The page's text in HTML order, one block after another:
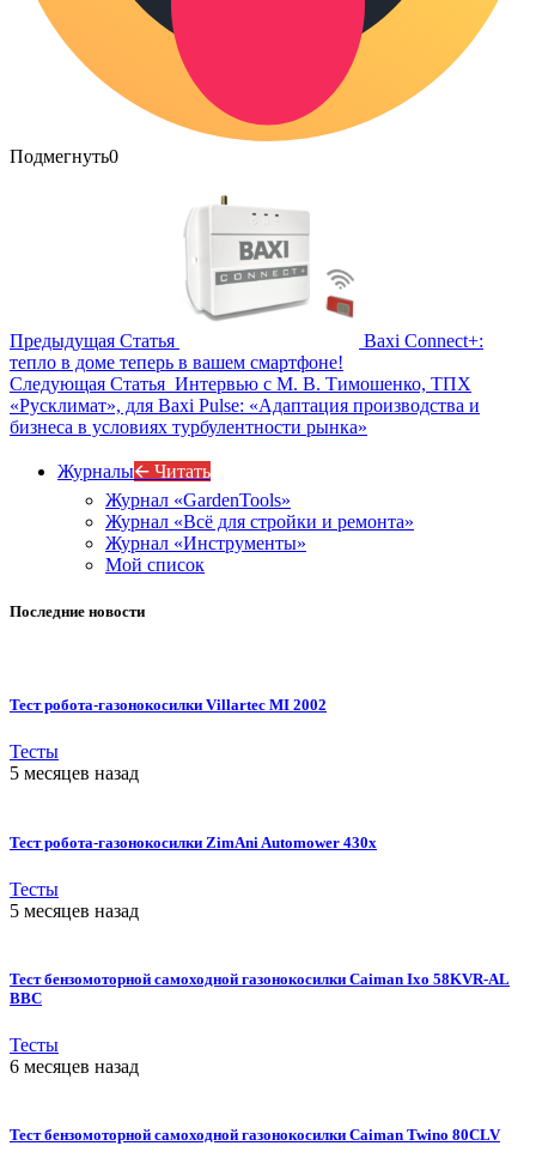
Подмегнуть0
Предыдущая Статья
Baxi Connect+:
тепло в доме теперь в вашем смартфоне!
Следующая Статья Интервью с М. В. Тимошенко, ТПХ
«Русклимат», для Baxi Pulse: «Адаптация производства и
бизнеса в условиях турбулентности рынка»
Журналы🡨 Читать
Журнал «GardenTools»
Журнал «Всё для стройки и ремонта»
Журнал «Инструменты»
Мой список
Последние новости
Тест робота-газонокосилки Villartec MI 2002
Тесты
5 месяцев назад
Тест робота-газонокосилки ZimAni Automower 430х
Тесты
5 месяцев назад
Тест бензомоторной самоходной газонокосилки Caiman Ixo 58KVR-AL
BBC
Тесты
6 месяцев назад
Тест бензомоторной самоходной газонокосилки Caiman Twino 80CLV